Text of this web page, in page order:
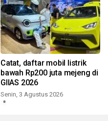
Catat, daftar mobil listrik
bawah Rp200 juta mejeng di
GIIAS 2026
Senin, 3 Agustus 2026